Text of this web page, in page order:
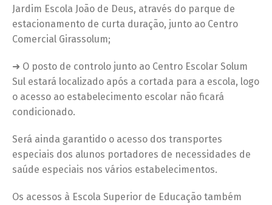
Jardim Escola João de Deus, através do parque de
estacionamento de curta duração, junto ao Centro
Comercial Girassolum;
➜ O posto de controlo junto ao Centro Escolar Solum
Sul estará localizado após a cortada para a escola, logo
o acesso ao estabelecimento escolar não ficará
condicionado.
Será ainda garantido o acesso dos transportes
especiais dos alunos portadores de necessidades de
saúde especiais nos vários estabelecimentos.
Os acessos à Escola Superior de Educação também